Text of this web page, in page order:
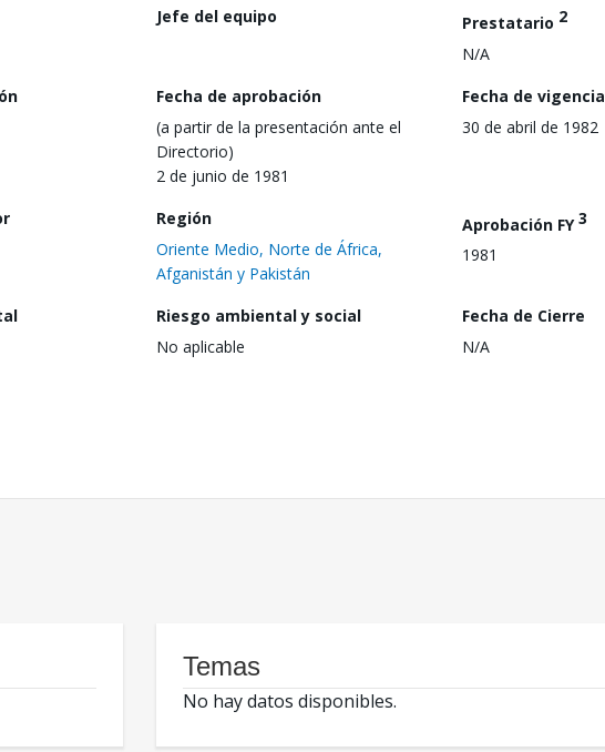
Jefe del equipo Prestatario 2
N/A
Fecha de aprobación
(a partir de la presentación ante el
Directorio)
2 de junio de 1981
Fecha de vigencia
30 de abril de 1982
Región
Oriente Medio, Norte de África,
Afganistán y Pakistán
Aprobación FY3
1981
Riesgo ambiental y social
No aplicable
Fecha de Cierre
N/A
Temas
No hay datos disponibles.